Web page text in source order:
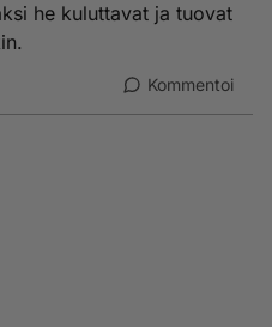
he kuluttavat ja tuovat
Kommentoi